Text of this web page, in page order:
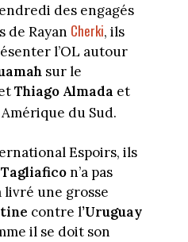
des engagés
de Rayan Cherki, ils
l’OL autour
sur le
Thiago Almada et
du Sud.
Espoirs, ils
Tagliaficon’a pas
livré une grosse
contre l’Uruguay
il se doit son